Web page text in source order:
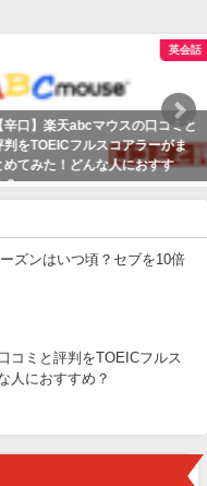
英会話
口】楽天abcマウスの口コミと
をTOEICフルスコアラーがま
てみた！どんな人におすす
ズンはいつ頃？セブを10倍
コミと評判をTOEICフルス
人におすすめ？